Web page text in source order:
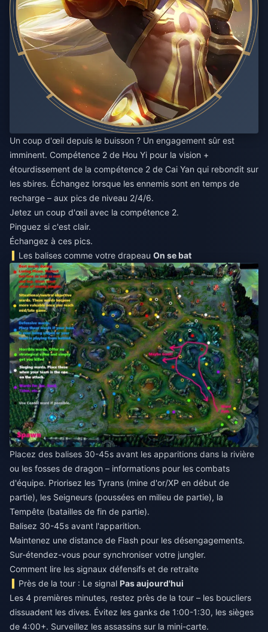
Un coup d'œil depuis le buisson ? Un engagement sûr est
imminent. Compétence 2 de Hou Yi pour la vision +
étourdissement de la compétence 2 de Cai Yan qui rebondit sur
les sbires. Échangez lorsque les ennemis sont en temps de
recharge – aux pics de niveau 2/4/6.
Jetez un coup d'œil avec la compétence 2.
Pinguez si c'est clair.
Échangez à ces pics.
Les balises comme votre drapeauOn se bat
Placez des balises 30-45s avant les apparitions dans la rivière
ou les fosses de dragon – informations pour les combats
d'équipe. Priorisez les Tyrans (mine d'or/XP en début de
partie), les Seigneurs (poussées en milieu de partie), la
Tempête (batailles de fin de partie).
Balisez 30-45s avant l'apparition.
Maintenez une distance de Flash pour les désengagements.
Sur-étendez-vous pour synchroniser votre jungler.
Comment lire les signaux défensifs et de retraite
Près de la tour : Le signalPas aujourd'hui
Les 4 premières minutes, restez près de la tour – les boucliers
dissuadent les dives. Évitez les ganks de 1:00-1:30, les sièges
de 4:00+. Surveillez les assassins sur la mini-carte.